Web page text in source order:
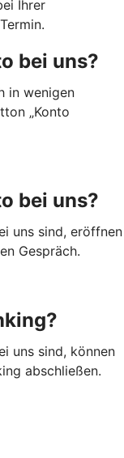
Ihrer
bei uns?
in wenigen
„Konto
bei uns?
uns sind, eröffnen
Gespräch.
uns sind, können
abschließen.